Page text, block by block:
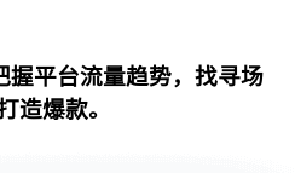
握平台流量趋势，找寻场
造爆款。